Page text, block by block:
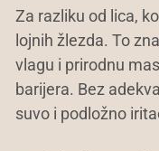
Za razliku od lica,
lojnih žlezda. To
vlagu i prirodnu
barijera. Bez
suvo i podložno